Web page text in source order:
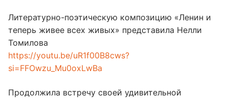
Литературно-поэтическую композицию «Ленин и
теперь живее всех живых» представила Нелли
Томилова
https://youtu.be/uR1f00B8cws?
si=FFOwzu_Mu0oxLwBa
Продолжила встречу своей удивительной